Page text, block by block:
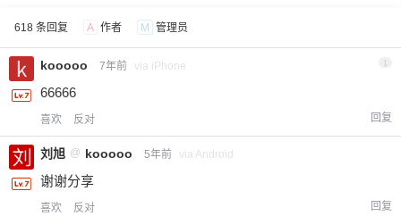
618 条回复 A 作者 M 管理员
kooooo 7年前 via iPhone 1
66666
喜欢 反对 回复
刘旭 @ kooooo 5年前 via Android
谢谢分享
喜欢 反对 回复